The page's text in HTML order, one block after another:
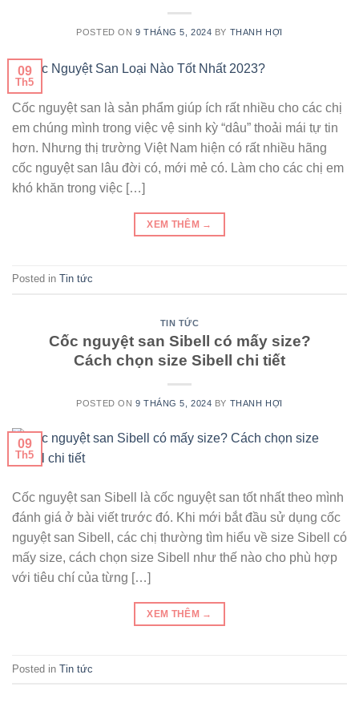
POSTED ON 9 THÁNG 5, 2024 BY THANH HỢI
09
Th5
Cốc nguyệt san là sản phẩm giúp ích rất nhiều cho các chị
em chúng mình trong việc vệ sinh kỳ “dâu” thoải mái tự tin
hơn. Nhưng thị trường Việt Nam hiện có rất nhiều hãng
cốc nguyệt san lâu đời có, mới mẻ có. Làm cho các chị em
khó khăn trong việc […]
XEM THÊM →
Posted in Tin tức
TIN TỨC
Cốc nguyệt san Sibell có mấy size?
Cách chọn size Sibell chi tiết
POSTED ON 9 THÁNG 5, 2024 BY THANH HỢI
09
Th5
Cốc nguyệt san Sibell là cốc nguyệt san tốt nhất theo mình
đánh giá ở bài viết trước đó. Khi mới bắt đầu sử dụng cốc
nguyệt san Sibell, các chị thường tìm hiểu về size Sibell có
mấy size, cách chọn size Sibell như thế nào cho phù hợp
với tiêu chí của từng […]
XEM THÊM →
Posted in Tin tức